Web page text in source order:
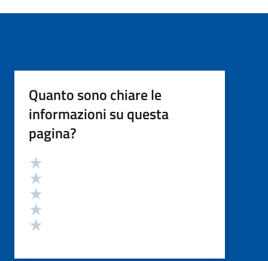
Quanto sono chiare le
informazioni su questa
pagina?
Valutazione